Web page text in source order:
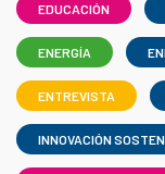
EDUCACIÓN
ENERGÍA
ENTREVISTA
INNOVACIÓN